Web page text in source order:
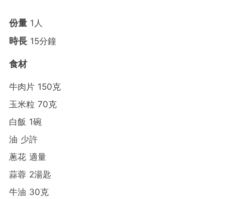
份量 1人
時長 15分鐘
食材
牛肉片 150克
玉米粒 70克
白飯 1碗
油 少許
蔥花 適量
蒜蓉 2湯匙
牛油 30克